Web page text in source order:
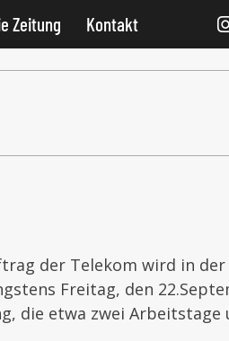
Zeitung Kontakt
der Telekom wird in der
Freitag, den
die etwa zwei Arbeitstage